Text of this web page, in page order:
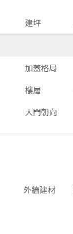
建坪
加蓋格局
樓層
大門朝向
外牆建材